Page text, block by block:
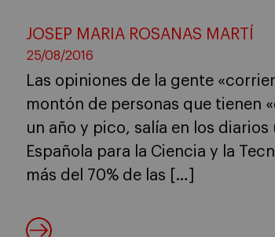
JOSEP MARIA ROSANAS MARTÍ
25/08/2016
Las opiniones de la gente
montón de personas que tienen
un año y pico, salía en los
Española para la Ciencia y la
más del 70% de las […]